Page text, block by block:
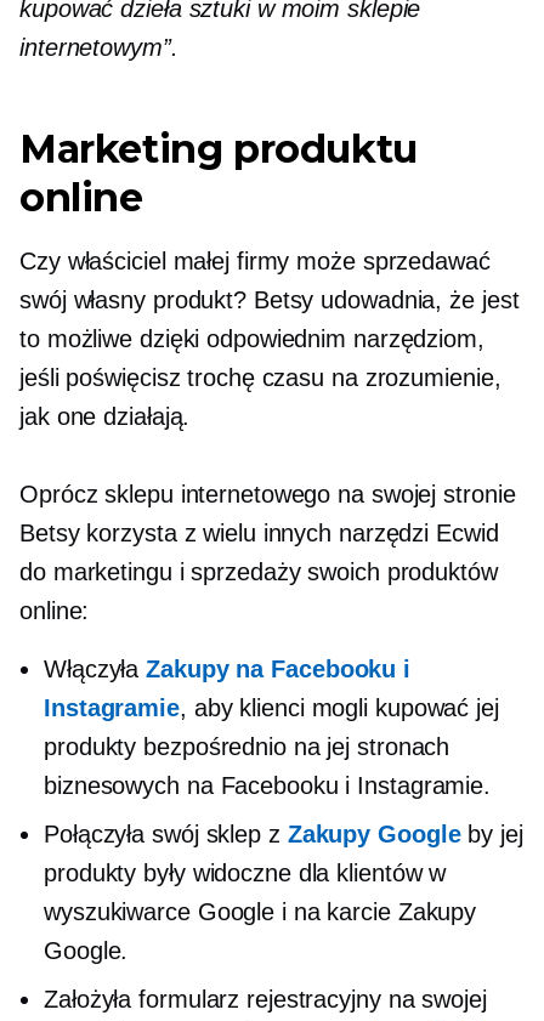
kupować dzieła sztuki w moim sklepie
internetowym”.
Marketing produktu
online
Czy właściciel małej firmy może sprzedawać
swój własny produkt? Betsy udowadnia, że ​​jest
to możliwe dzięki odpowiednim narzędziom,
jeśli poświęcisz trochę czasu na zrozumienie,
jak one działają.
Oprócz sklepu internetowego na swojej stronie
Betsy korzysta z wielu innych narzędzi Ecwid
do marketingu i sprzedaży swoich produktów
online:
WłączyłaZakupy na Facebooku i
Instagramie, aby klienci mogli kupować jej
produkty bezpośrednio na jej stronach
biznesowych na Facebooku i Instagramie.
Połączyła swój sklep z Zakupy Googleby jej
produkty były widoczne dla klientów w
wyszukiwarce Google i na karcie Zakupy
Google.
Założyła formularz rejestracyjny na swojej